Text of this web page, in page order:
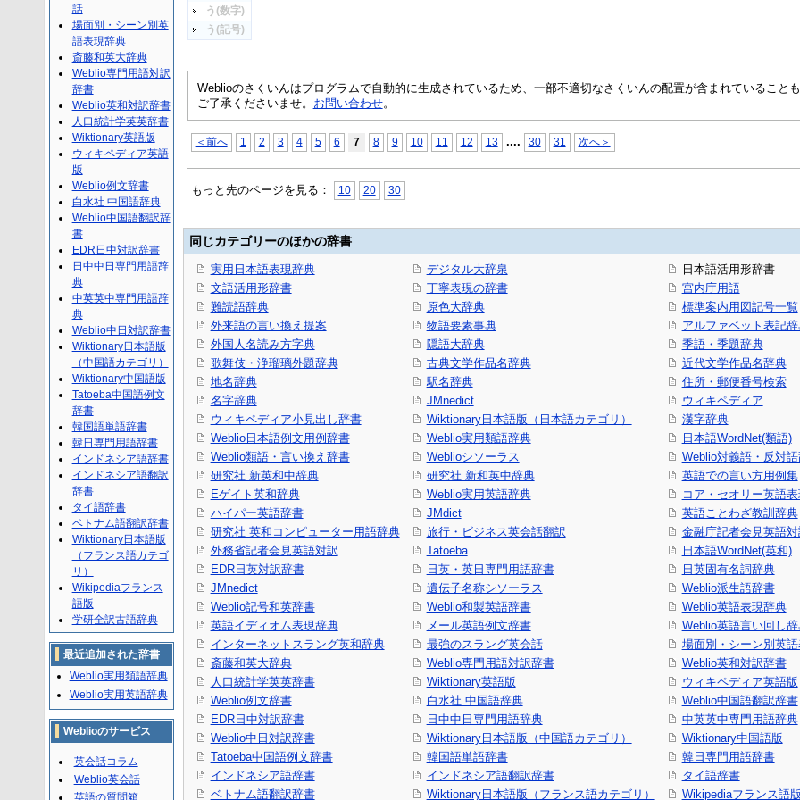
う(数字)
う(記号)
Weblioのさくいんはプログラムで自動的に生成されているため、一部不適切なさくいんの配置が含まれていることも
ご了承くださいませ。 お問い合わせ。
＜前へ 1 2 3 4 5 6 7 8 9 10 11 12 13 .... 30 31 次へ＞
もっと先のページを見る： 10 20 30
同じカテゴリーのほかの辞書
実用日本語表現辞典
文語活用形辞書
難読語辞典
外来語の言い換え提案
外国人名読み方字典
歌舞伎・浄瑠璃外題辞典
地名辞典
名字辞典
ウィキペディア小見出し辞書
Weblio日本語例文用例辞書
Weblio類語・言い換え辞書
研究社 新英和中辞典
Eゲイト英和辞典
ハイパー英語辞書
研究社 英和コンピューター用語辞典
外務省記者会見英語対訳
EDR日英対訳辞書
JMnedict
Weblio記号和英辞書
英語イディオム表現辞典
インターネットスラング英和辞典
斎藤和英大辞典
人口統計学英英辞書
Weblio例文辞書
EDR日中対訳辞書
Weblio中日対訳辞書
Tatoeba中国語例文辞書
インドネシア語辞書
ベトナム語翻訳辞書
デジタル大辞泉
丁寧表現の辞書
原色大辞典
物語要素事典
隠語大辞典
古典文学作品名辞典
駅名辞典
JMnedict
Wiktionary日本語版（日本語カテゴリ）
Weblio実用類語辞典
Weblioシソーラス
研究社 新和英中辞典
Weblio実用英語辞典
JMdict
旅行・ビジネス英会話翻訳
Tatoeba
日英・英日専門用語辞書
遺伝子名称シソーラス
Weblio和製英語辞書
メール英語例文辞書
最強のスラング英会話
Weblio専門用語対訳辞書
Wiktionary英語版
白水社 中国語辞典
日中中日専門用語辞典
Wiktionary日本語版（中国語カテゴリ）
韓国語単語辞書
インドネシア語翻訳辞書
Wiktionary日本語版（フランス語カテゴリ）
日本語活用形辞書
宮内庁用語
標準案内用図記号一覧
アルファベット表記
季語・季題辞典
近代文学作品名辞典
住所・郵便番号検索
ウィキペディア
漢字辞典
日本語WordNet(類語)
Weblio対義語・反対
英語での言い方用例集
コア・セオリー英語
英語ことわざ教訓辞典
金融庁記者会見英語対
日本語WordNet(英和)
日英固有名詞辞典
Weblio派生語辞書
Weblio英語表現辞典
Weblio英語言い回し
場面別・シーン別英
Weblio英和対訳辞書
ウィキペディア英語版
Weblio中国語翻訳辞書
中英英中専門用語辞典
Wiktionary中国語版
韓日専門用語辞書
タイ語辞書
Wikipediaフランス語版
話
場面別・シーン別英
語表現辞典
斎藤和英大辞典
Weblio専門用語対訳
辞書
Weblio英和対訳辞書
人口統計学英英辞書
Wiktionary英語版
ウィキペディア英語
版
Weblio例文辞書
白水社 中国語辞典
Weblio中国語翻訳辞
書
EDR日中対訳辞書
日中中日専門用語辞
典
中英英中専門用語辞
典
Weblio中日対訳辞書
Wiktionary日本語版
（中国語カテゴリ）
Wiktionary中国語版
Tatoeba中国語例文
辞書
韓国語単語辞書
韓日専門用語辞書
インドネシア語辞書
インドネシア語翻訳
辞書
タイ語辞書
ベトナム語翻訳辞書
Wiktionary日本語版
（フランス語カテゴ
リ）
Wikipediaフランス
語版
学研全訳古語辞典
最近追加された辞書
Weblio実用類語辞典
Weblio実用英語辞典
Weblioのサービス
英会話コラム
Weblio英会話
英語の質問箱